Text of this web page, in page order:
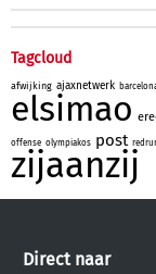
Tagcloud
afwijking ajaxnetwerk
elsimao
offense olympiakos post
zijaanzij
Direct naar